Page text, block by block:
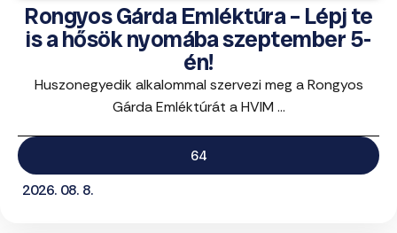
Rongyos Gárda Emléktúra – Lépj te
is a hősök nyomába szeptember 5-
én!
Huszonegyedik alkalommal szervezi meg a Rongyos
Gárda Emléktúrát a HVIM ...
64
2026. 08. 8.